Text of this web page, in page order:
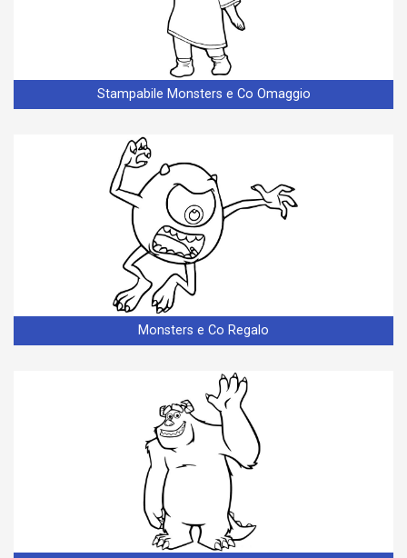
Stampabile Monsters e Co Omaggio
Monsters e Co Regalo